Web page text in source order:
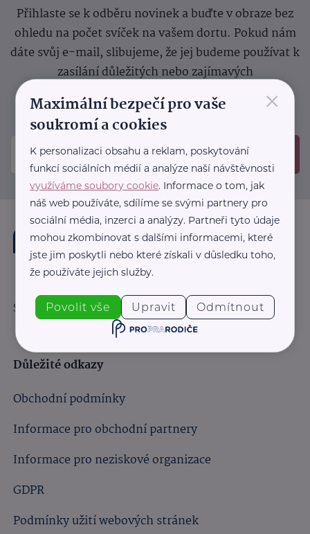
Přihlaste se k odběru novinek a buďte v obraze bez
ohledu na počet svíček na vašem dortu. Pokud nám
dáte svůj e-mail, slibujeme, že jej budeme používat k
zasílání důležitých nebo zajímavých
Prosíme, zkontrolujte si svoji emailovou
schránku, kam jsme poslali potvrzovací e-mail.
Odeslat
Sledujte nás:
Důležité odkazy
Obchodní podmínky
Informace pro obchodní partnery
Informace pro neziskové organizace
GDPR
Podmínky užití webových stránek
×
Maximální bezpečí pro vaše
soukromí a cookies
K personalizaci obsahu a reklam, poskytování
funkcí sociálních médií a analýze naší návštěvnosti
využíváme soubory cookie. Informace o tom, jak
náš web používáte, sdílíme se svými partnery pro
sociální média, inzerci a analýzy. Partneři tyto údaje
mohou zkombinovat s dalšími informacemi, které
jste jim poskytli nebo které získali v důsledku toho,
že používáte jejich služby.
Povolit vše Upravit Odmítnout